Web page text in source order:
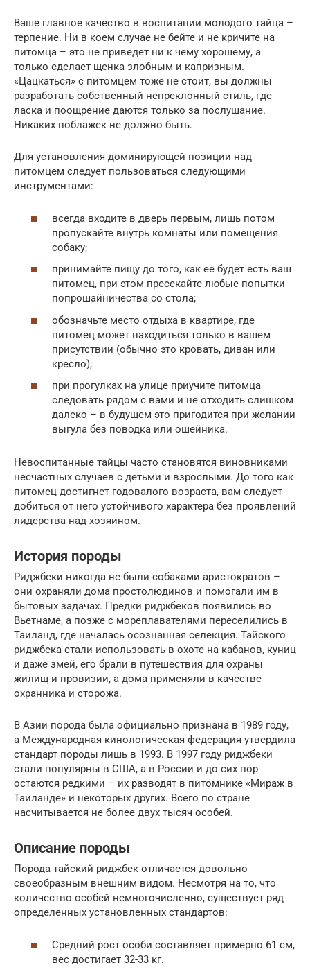
Ваше главное качество в воспитании молодого тайца –
терпение. Ни в коем случае не бейте и не кричите на
питомца – это не приведет ни к чему хорошему, а
только сделает щенка злобным и капризным.
«Цацкаться» с питомцем тоже не стоит, вы должны
разработать собственный непреклонный стиль, где
ласка и поощрение даются только за послушание.
Никаких поблажек не должно быть.
Для установления доминирующей позиции над
питомцем следует пользоваться следующими
инструментами:
всегда входите в дверь первым, лишь потом
пропускайте внутрь комнаты или помещения
собаку;
принимайте пищу до того, как ее будет есть ваш
питомец, при этом пресекайте любые попытки
попрошайничества со стола;
обозначьте место отдыха в квартире, где
питомец может находиться только в вашем
присутствии (обычно это кровать, диван или
кресло);
при прогулках на улице приучите питомца
следовать рядом с вами и не отходить слишком
далеко – в будущем это пригодится при желании
выгула без поводка или ошейника.
Невоспитанные тайцы часто становятся виновниками
несчастных случаев с детьми и взрослыми. До того как
питомец достигнет годовалого возраста, вам следует
добиться от него устойчивого характера без проявлений
лидерства над хозяином.
История породы
Риджбеки никогда не были собаками аристократов –
они охраняли дома простолюдинов и помогали им в
бытовых задачах. Предки риджбеков появились во
Вьетнаме, а позже с мореплавателями переселились в
Таиланд, где началась осознанная селекция. Тайского
риджбека стали использовать в охоте на кабанов, куниц
и даже змей, его брали в путешествия для охраны
жилищ и провизии, а дома применяли в качестве
охранника и сторожа.
В Азии порода была официально признана в 1989 году,
а Международная кинологическая федерация утвердила
стандарт породы лишь в 1993. В 1997 году риджбеки
стали популярны в США, а в России и до сих пор
остаются редкими – их разводят в питомнике «Мираж в
Таиланде» и некоторых других. Всего по стране
насчитывается не более двух тысяч особей.
Описание породы
Порода тайский риджбек отличается довольно
своеобразным внешним видом. Несмотря на то, что
количество особей немногочисленно, существует ряд
определенных установленных стандартов:
Средний рост особи составляет примерно 61 см,
вес достигает 32-33 кг.